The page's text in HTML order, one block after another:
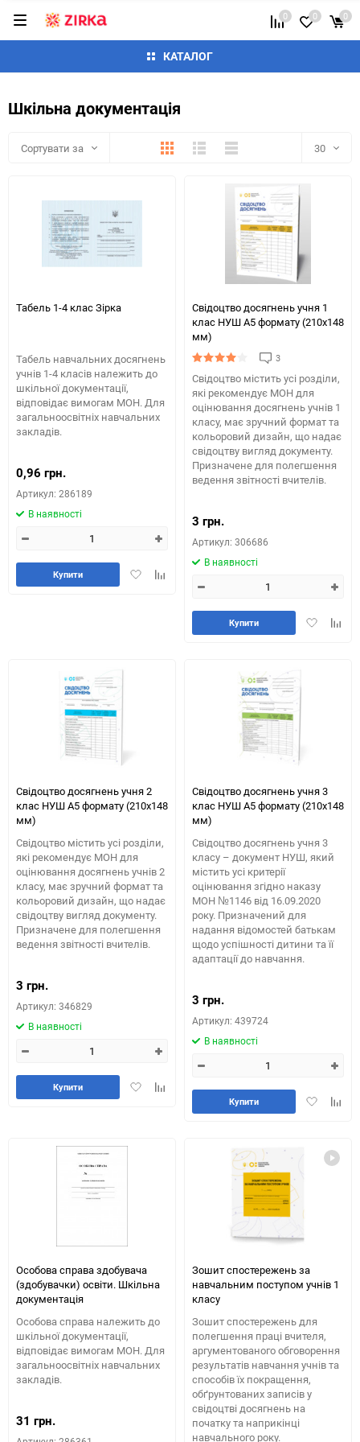
КАТАЛОГ
0 0 0
Шкільна документація
Сортувати за ПлиткаДетальноСписок 30
30
60
90
150
Табель 1-4 клас Зірка
Табель навчальних досягнень
учнів 1-4 класів належить до
шкільної документації,
відповідає вимогам МОН. Для
загальноосвітніх навчальних
закладів.
0,96 грн.
Артикул: 286189
В наявності
ДодатиДодайте
Купити
Свідоцтво досягнень учня 1
клас НУШ А5 формату (210х148
мм)
3
Свідоцтво містить усі розділи,
які рекомендує МОН для
оцінювання досягнень учнів 1
класу, має зручний формат та
кольоровий дизайн, що надає
свідоцтву вигляд документу.
Призначене для полегшення
ведення звітності вчителів.
3 грн.
Артикул: 306686
В наявності
Додати
Купити
Свідоцтво досягнень учня 2
клас НУШ А5 формату (210х148
мм)
Свідоцтво містить усі розділи,
які рекомендує МОН для
оцінювання досягнень учнів 2
класу, має зручний формат та
кольоровий дизайн, що надає
свідоцтву вигляд документу.
Призначене для полегшення
ведення звітності вчителів.
3 грн.
Артикул: 346829
В наявності
ДодатиДодайте
Купити
Свідоцтво досягнень учня 3
клас НУШ А5 формату (210х148
мм)
Свідоцтво досягнень учня 3
класу – документ НУШ, який
містить усі критерії
оцінювання згідно наказу
МОН №1146 від 16.09.2020
року. Призначений для
надання відомостей батькам
щодо успішності дитини та її
адаптації до навчання.
3 грн.
Артикул: 439724
В наявності
Додати
Купити
Особова справа здобувача
(здобувачки) освіти. Шкільна
документація
Особова справа належить до
шкільної документації,
відповідає вимогам МОН. Для
загальноосвітніх навчальних
закладів.
31 грн.
Зошит спостережень за
навчальним поступом учнів 1
класу
Зошит спостережень для
полегшення праці вчителя,
аргументованого обговорення
результатів навчання учнів та
способів їх покращення,
обґрунтованих записів у
свідоцтві досягнень на
початку та наприкінці
навчального року.